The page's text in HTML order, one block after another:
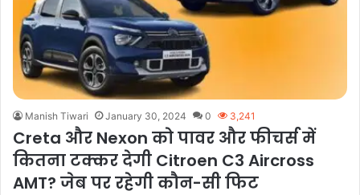
Manish Tiwari January 30, 2024 0 3,241
Creta और Nexon को पावर और फीचर्स में
कितना टक्कर देगी Citroen C3 Aircross
AMT? जेब पर रहेगी कौन-सी फिट